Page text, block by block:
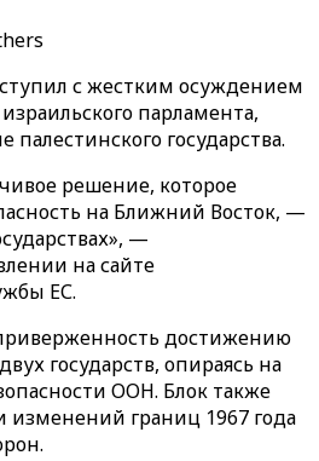
с жестким осуждением
парламента,
государства.
решение, которое
на Ближний Восток, —
—
на сайте
ЕС.
достижению
государств, опираясь на
ООН. Блок также
изменений границ 1967 года